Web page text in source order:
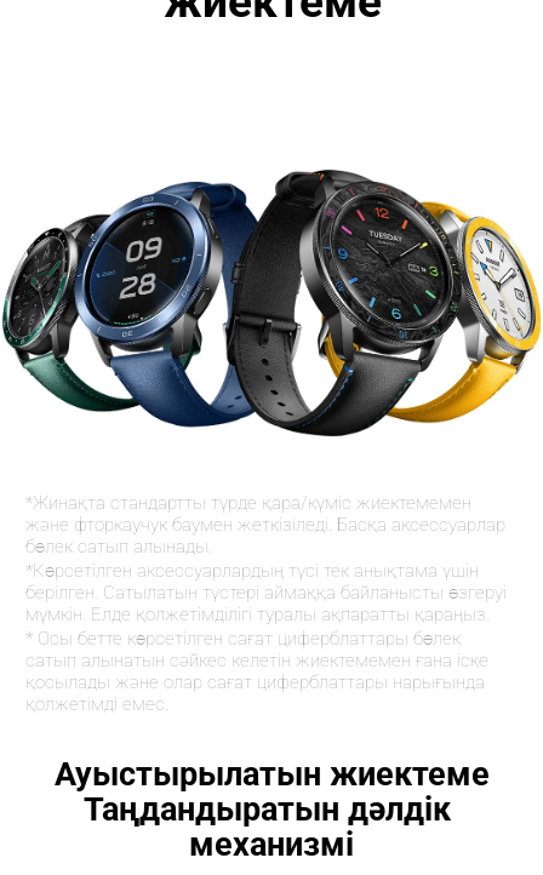
*Жинақта стандартты түрде қара/күміс жиектемемен
және фторкаучук баумен жеткізіледі. Басқа аксессуарлар
бөлек сатып алынады.
*Көрсетілген аксессуарлардың түсі тек анықтама үшін
берілген. Сатылатын түстері аймаққа байланысты өзгеруі
мүмкін. Елде қолжетімділігі туралы ақпаратты қараңыз.
* Осы бетте көрсетілген сағат циферблаттары бөлек
сатып алынатын сәйкес келетін жиектемемен ғана іске
қосылады және олар сағат циферблаттары нарығында
қолжетімді емес.
Ауыстырылатын жиектеме
Таңдандыратын дәлдік
механизмі